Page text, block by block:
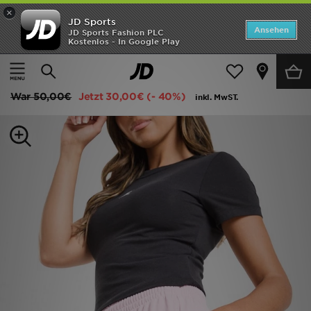
×
JD Sports
JD Sports Fashion PLC
Kostenlos - In Google Play
Ansehen
Startseite
Frauen Frauenkleidung Shorts
Jordan Diamond Shorts
War50,00€ Jetzt 30,00€ (- 40%) inkl. MwST.
Startseite
ANGEBOTE
Herren
Kinder